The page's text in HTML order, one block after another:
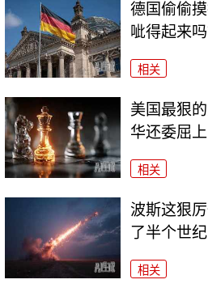
德国偷偷
呲得起来吗
相关
美国最狠
华还委屈上
相关
波斯这狠
了半个世
相关